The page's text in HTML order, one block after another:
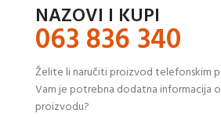
NAZOVI I KUPI
063 836 340
Želite li naručiti proizvod telefonskim
Vam je potrebna dodatna informacija o
proizvodu?